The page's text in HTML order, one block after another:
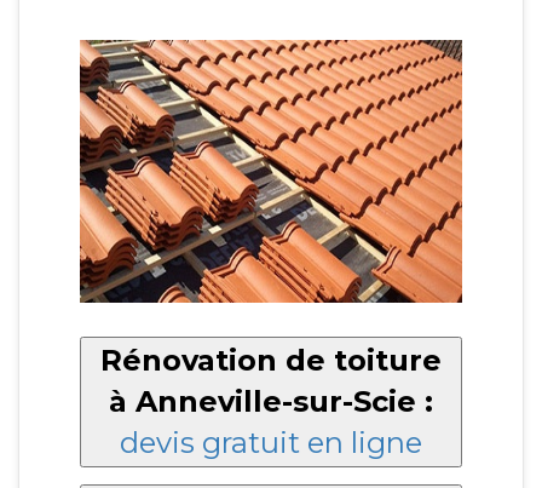
Rénovation de toiture
à Anneville-sur-Scie :
devis gratuit en ligne